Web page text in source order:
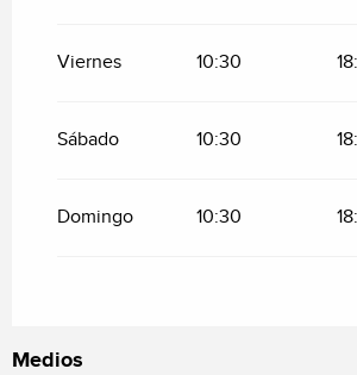
Viernes 10:30
Sábado 10:30
Domingo 10:30
Medios